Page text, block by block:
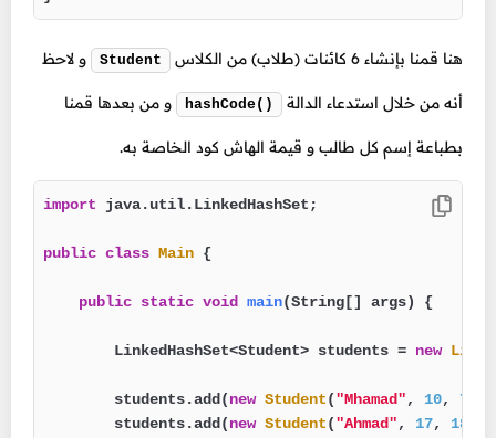
هنا قمنا بإنشاء 6 كائنات (طلاب) من الكلاس Student و لاحظ
أنه من خلال استدعاء الدالة hashCode() و من بعدها قمنا
بطباعة إسم كل طالب و قيمة الهاش كود الخاصة به.
import java.util.LinkedHashSet;
public class Main {
public static void main(String[] args) {
LinkedHashSet<Student> students = new
students.add(new Student("Mhamad", 10, 7
students.add(new Student("Ahmad", 17, 18